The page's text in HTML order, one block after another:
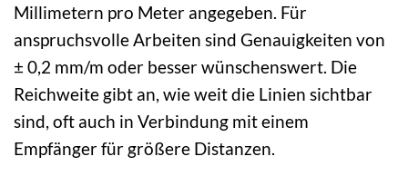
Millimetern pro Meter angegeben. Für
anspruchsvolle Arbeiten sind Genauigkeiten von
± 0,2 mm/m oder besser wünschenswert. Die
Reichweite gibt an, wie weit die Linien sichtbar
sind, oft auch in Verbindung mit einem
Empfänger für größere Distanzen.